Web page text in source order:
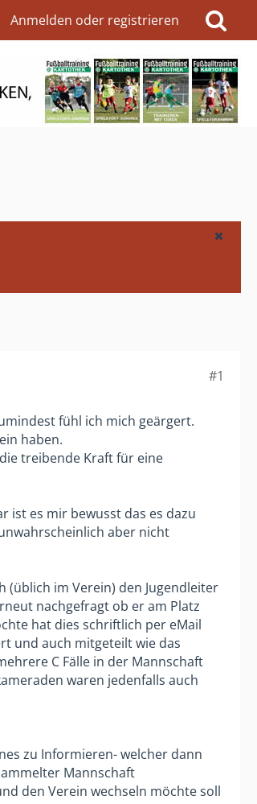
Anmelden oder registrieren
#1
fühl ich mich geärgert.
haben.
treibende Kraft für eine
ist es mir bewusst das es dazu
aber nicht
(üblich im Verein) den Jugendleiter
nachgefragt ob er am Platz
hat dies schriftlich per eMail
und auch mitgeteilt wie das
C Fälle in der Mannschaft
waren jedenfalls auch
zu Informieren- welcher dann
Mannschaft
den Verein wechseln möchte soll